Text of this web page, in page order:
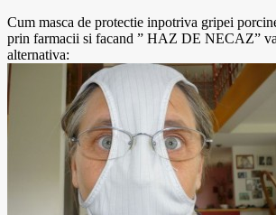
Cum masca de protectie inpotriva gripei
prin farmacii si facand ” HAZ DE NECAZ”
alternativa: